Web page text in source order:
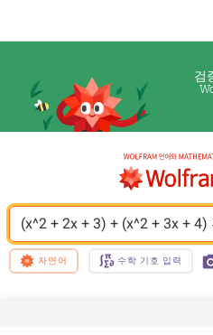
검
(x^2 + 2x + 3) + (x^2 + 3x + 4)
자연어 수학 기호 입력